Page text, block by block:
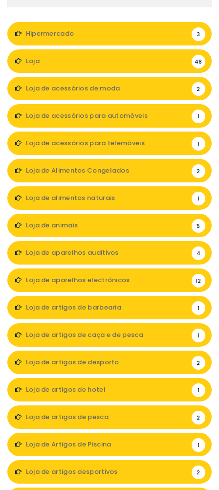
Hipermercado 3
Loja 48
Loja de acessórios de moda 2
Loja de acessórios para automóveis 1
Loja de acessórios para telemóveis 1
Loja de Alimentos Congelados 2
Loja de alimentos naturais 1
Loja de animais 5
Loja de aparelhos auditivos 4
Loja de aparelhos electrónicos 12
Loja de artigos de barbearia 1
Loja de artigos de caça e de pesca 1
Loja de artigos de desporto 2
Loja de artigos de hotel 1
Loja de artigos de pesca 2
Loja de Artigos de Piscina 1
Loja de artigos desportivos 2